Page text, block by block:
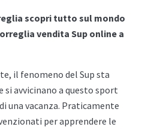
scopri tutto sul mondo
vendita Sup online a
il fenomeno del Sup sta
avvicinano a questo sport
una vacanza. Praticamente
per apprendere le